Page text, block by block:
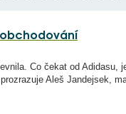
Co čekat od Adidasu,
Aleš Jandejsek,